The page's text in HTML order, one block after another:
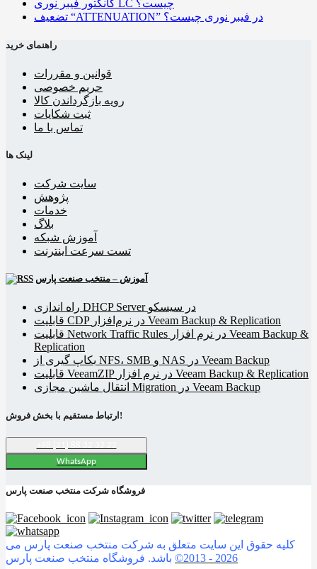
کانکتور فیبر نوری LC چیست؟
تضعیف “ATTENUATION” در فیبر نوری چیست؟
راهنمای خرید
قوانین و مقررات
حریم خصوصی
رویه بازگرداندن کالا
ثبت شکایات
تماس با ما
لینک ها
سایت شرکت
پژوهش
خدمات
بلاگ
آموزش شبکه
تست سرعت اینترنت
آموزش – منتخب صنعت پارس
راه اندازی DHCP Server در سیسکو
قابلیت CDP در نرم‌افزار Veeam Backup & Replication
قابلیت Network Traffic Rules در نرم افزار Veeam Backup &
Replication
بکاپ گیری از NFS، SMB و NAS در Veeam Backup
قابلیت VeeamZIP در نرم افزار Veeam Backup & Replication
انتقال ماشین مجازی Migration در Veeam Backup
ارتباط مستقیم با بخش فروش!
WhatsApp
فروشگاه شرکت منتخب صنعت پارس
کلیه حقوق این سایت متعلق به شرکت منتخب صنعت پارس می
©2013 - 2026